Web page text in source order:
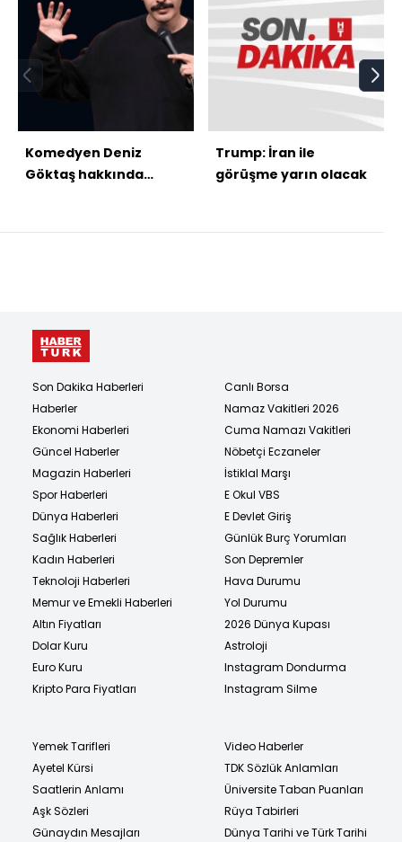
Komedyen Deniz
Göktaş hakkında
Trump: İran ile
görüşme yarın olacak
Son Dakika Haberleri
Haberler
Ekonomi Haberleri
Güncel Haberler
Magazin Haberleri
Spor Haberleri
Dünya Haberleri
Sağlık Haberleri
Kadın Haberleri
Teknoloji Haberleri
Memur ve Emekli Haberleri
Altın Fiyatları
Dolar Kuru
Euro Kuru
Kripto Para Fiyatları
Canlı Borsa
Namaz Vakitleri 2026
Cuma Namazı Vakitleri
Nöbetçi Eczaneler
İstiklal Marşı
E Okul VBS
E Devlet Giriş
Günlük Burç Yorumları
Son Depremler
Hava Durumu
Yol Durumu
2026 Dünya Kupası
Astroloji
Instagram Dondurma
Instagram Silme
Yemek Tarifleri
Ayetel Kürsi
Saatlerin Anlamı
Aşk Sözleri
Günaydın Mesajları
Video Haberler
TDK Sözlük Anlamları
Üniversite Taban Puanları
Rüya Tabirleri
Dünya Tarihi ve Türk Tarihi